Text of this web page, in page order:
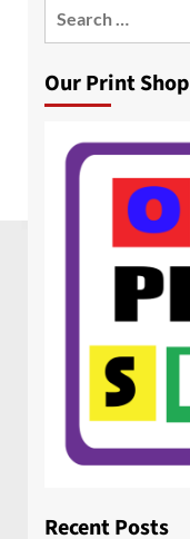
Our Print Shop
Recent Posts